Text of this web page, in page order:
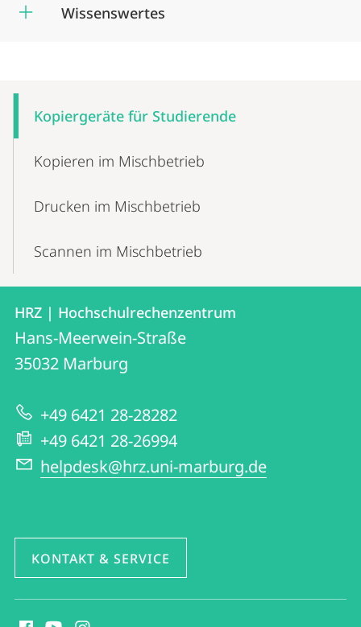
Wissenswertes
NavigationKopiergeräte für Studierende
Kopieren im Mischbetrieb
Drucken im Mischbetrieb
Scannen im Mischbetrieb
Kontakt
und
Informationen
zur
Website
Kontaktinformationen
HRZ
|
Hochschulrechenzentrum
HRZ | Hochschulrechenzentrum
Hans-Meerwein-Straße
35032 Marburg
+49 6421 28-28282
+49 6421 28-26994
helpdesk@hrz.uni-marburg.de
KONTAKT & SERVICE